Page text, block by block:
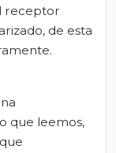
receptor
de esta
que leemos,